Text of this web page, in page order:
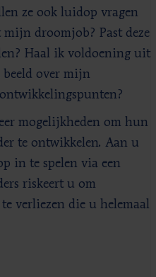
ze ook luidop vragen
droomjob? Past deze
Haal ik voldoening uit
beeld over mijn
mogelijkheden om hun
te ontwikkelen. Aan u
in te spelen via een
riskeert u om
verliezen die u helemaal